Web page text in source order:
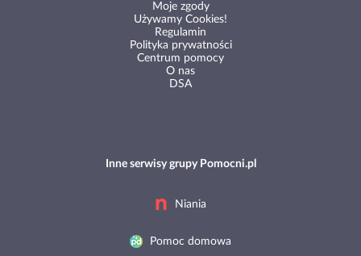
Moje zgody
Używamy Cookies!
Regulamin
Polityka prywatności
Centrum pomocy
O nas
DSA
Inne serwisy grupy Pomocni.pl
Niania
Pomoc domowa